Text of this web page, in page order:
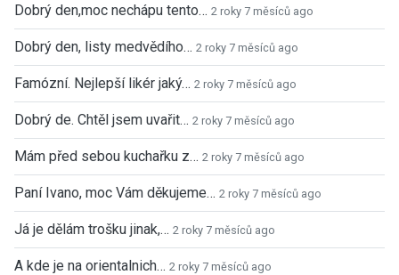
Dobrý den,moc nechápu tento… 2 roky 7 měsíců ago
Dobrý den, listy medvědího… 2 roky 7 měsíců ago
Famózní. Nejlepší likér jaký… 2 roky 7 měsíců ago
Dobrý de. Chtěl jsem uvařit… 2 roky 7 měsíců ago
Mám před sebou kuchařku z… 2 roky 7 měsíců ago
Paní Ivano, moc Vám děkujeme… 2 roky 7 měsíců ago
Já je dělám trošku jinak,… 2 roky 7 měsíců ago
A kde je na orientalnich… 2 roky 7 měsíců ago